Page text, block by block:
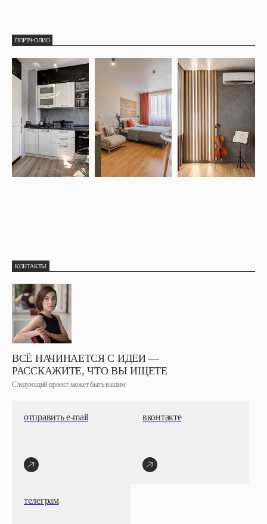
ПОРТФОЛИО
КОНТАКТЫ
ВСЁ НАЧИНАЕТСЯ С ИДЕИ —
РАССКАЖИТЕ, ЧТО ВЫ ИЩЕТЕ
Следующий проект может быть вашим
отправить e-mail вконтакте
телеграм